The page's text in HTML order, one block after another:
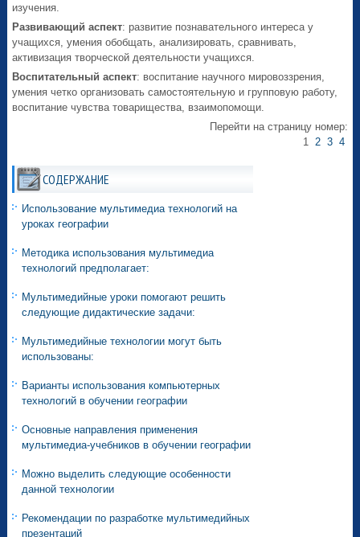
изучения.
Развивающий аспект: развитие познавательного интереса у
учащихся, умения обобщать, анализировать, сравнивать,
активизация творческой деятельности учащихся.
Воспитательный аспект: воспитание научного мировоззрения,
умения четко организовать самостоятельную и групповую работу,
воспитание чувства товарищества, взаимопомощи.
Перейти на страницу номер:
1 2 3 4
СОДЕРЖАНИЕ
Использование мультимедиа технологий на
уроках географии
Методика использования мультимедиа
технологий предполагает:
Мультимедийные уроки помогают решить
следующие дидактические задачи:
Мультимедийные технологии могут быть
использованы:
Варианты использования компьютерных
технологий в обучении географии
Основные направления применения
мультимедиа-учебников в обучении географии
Можно выделить следующие особенности
данной технологии
Рекомендации по разработке мультимедийных
презентаций